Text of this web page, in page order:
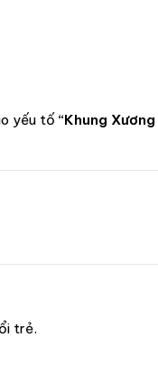
yếu tố “Khung
trẻ.